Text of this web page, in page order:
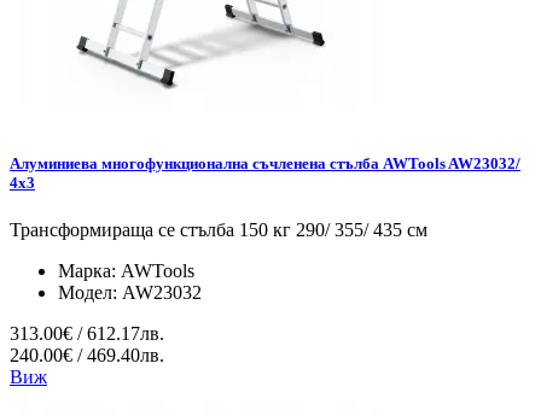
Алуминиева многофункционална съчленена стълба AWTools AW23032/
4x3
Трансформираща се стълба 150 кг 290/ 355/ 435 см
Марка: AWTools
Модел: AW23032
313.00€ / 612.17лв.
240.00€ / 469.40лв.
Виж